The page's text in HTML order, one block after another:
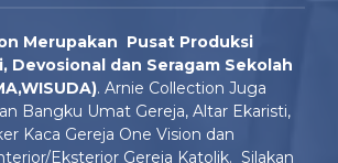
Merupakan Pusat Produksi
Devosional dan Seragam Sekolah
. Arnie Collection Juga
Bangku Umat Gereja, Altar Ekaristi,
Kaca Gereja One Vision dan
Eksterior Gereja Katolik. Silakan